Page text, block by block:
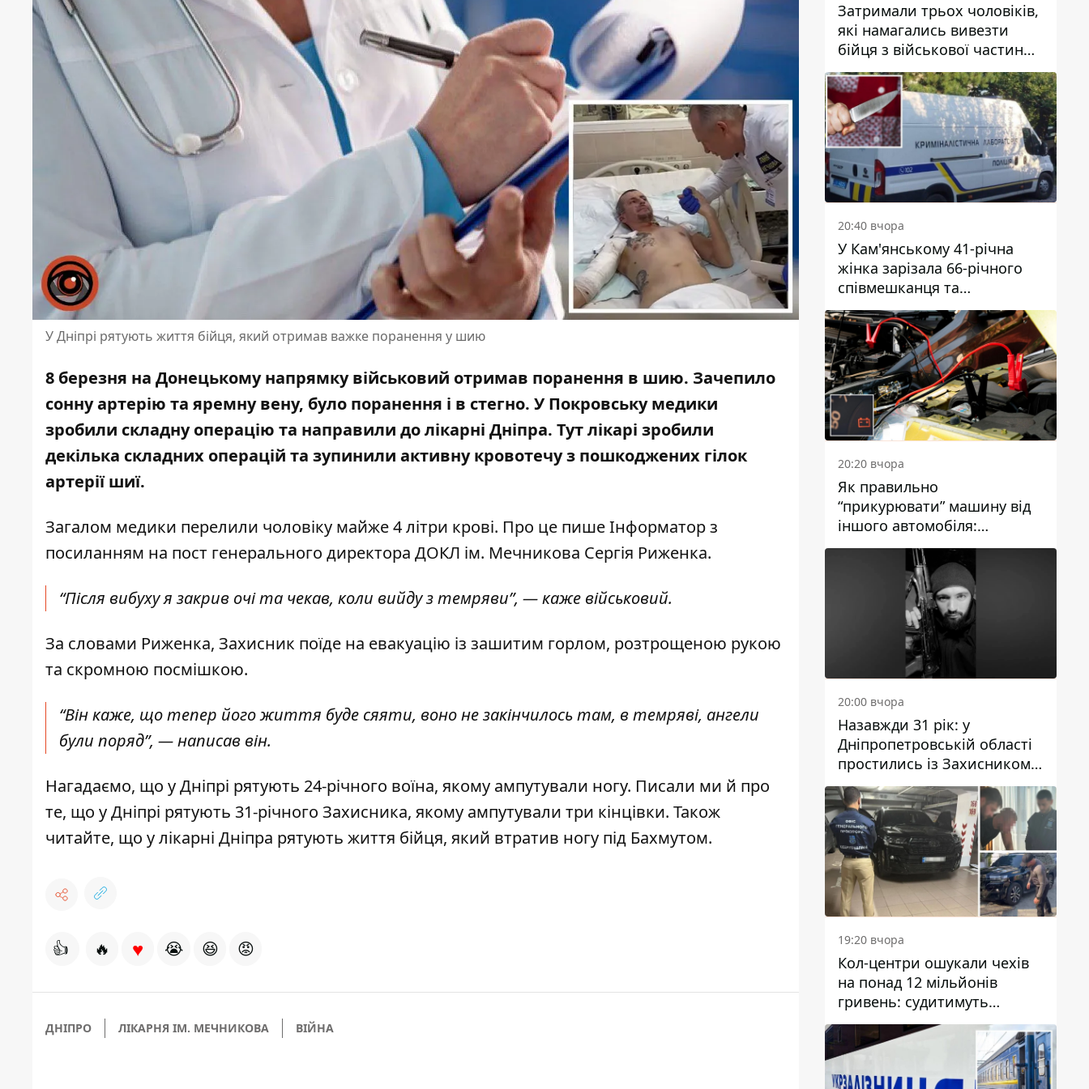
У Дніпрі рятують життя бійця, який отримав важке поранення у шию
8 березня на Донецькому напрямку військовий отримав поранення в шию. Зачепило
сонну артерію та яремну вену, було поранення і в стегно. У Покровську медики
зробили складну операцію та направили до лікарні Дніпра. Тут лікарі зробили
декілька складних операцій та зупинили активну кровотечу з пошкоджених гілок
артерії шиї.
Загалом медики перелили чоловіку майже 4 літри крові. Про це пише Інформаторз
посиланням на пост генерального директора ДОКЛ ім. Мечникова Сергія Риженка.
“Після вибуху я закрив очі та чекав, коли вийду з темряви”, — каже військовий.
За словами Риженка, Захисник поїде на евакуацію із зашитим горлом, розтрощеною рукою
та скромною посмішкою.
“Він каже, що тепер його життя буде сяяти, воно не закінчилось там, в темряві, ангели
були поряд”, — написав він.
Нагадаємо, що у Дніпрі рятують 24-річного воїна, якому ампутували ногу. Писали ми й про
те, що у Дніпрі рятують 31-річного Захисника, якому ампутували три кінцівки. Також
читайте, що у лікарні Дніпра рятують життя бійця, який втратив ногу під Бахмутом.
👍 🔥 ♥ 😭 😆 😡
ДНІПРО ЛІКАРНЯ ІМ. МЕЧНИКОВА ВІЙНА
Затримали трьох чоловіків,
які намагались вивезти
бійця з військової частини
до Дніпра за 7 тисяч
доларів: серед них був лікар
20:40 вчора
У Кам'янському 41-річна
жінка зарізала 66-річного
співмешканця та
намагалась обманути
поліцейських
20:20 вчора
Як правильно
“прикурювати” машину від
іншого автомобіля:
інструкція для водіїв
20:00 вчора
Назавжди 31 рік: у
Дніпропетровській області
простились із Захисником
Олександром Рєпіним
19:20 вчора
Кол-центри ошукали чехів
на понад 12 мільйонів
гривень: судитимуть
дніпрянина, який
організував
транснаціональну злочинну
організацію